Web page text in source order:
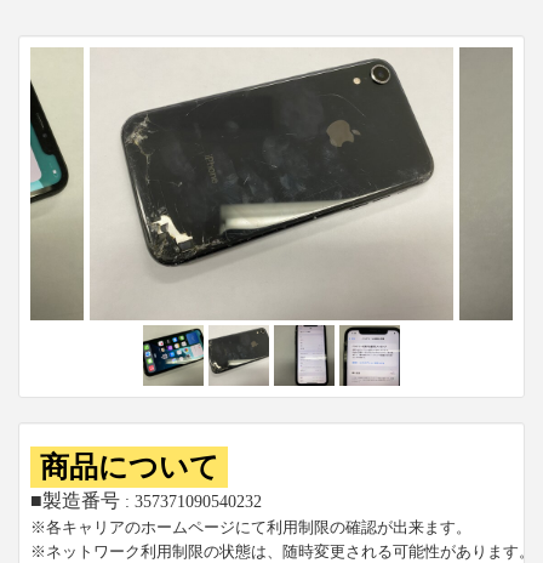
商品について
■製造番号 : 357371090540232
※各キャリアのホームページにて利用制限の確認が出来ます。
※ネットワーク利用制限の状態は、随時変更される可能性があります。